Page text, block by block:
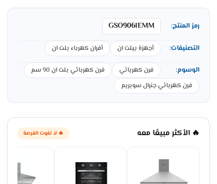
رمز المنتج: GSO906IEMM
التصنيفات: أجهزة بيلت ان أفران كهرباء بلت ان
الوسوم: فرن كهربائي
فرن كهربائي بلت ان 90 سم
فرن كهربائي جنرال سوبريم
🔥 الأكثر مبيعًا معه 🔥 لا تفوت الفرصة